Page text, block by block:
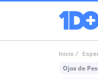
Inicio /
Ojos de